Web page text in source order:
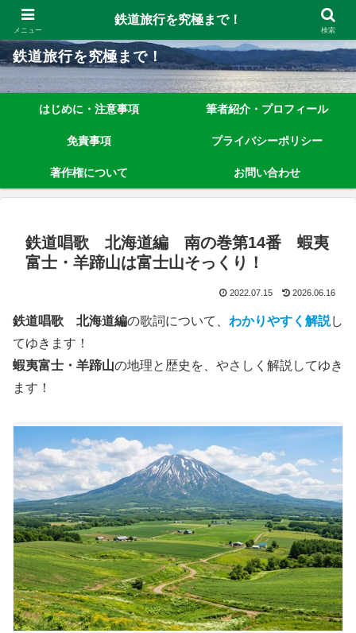
鉄道旅行を究極まで楽しむノウハウを、わかりやすく解説しています！
鉄道旅行を究極まで！
はじめに・注意事項 筆者紹介・プロフィール
免責事項 プライバシーポリシー
著作権について お問い合わせ
鉄道唱歌 北海道編 南の巻第14番 蝦夷
富士・羊蹄山は富士山そっくり！
2022.07.15 2026.06.16
鉄道唱歌 北海道編の歌詞について、 わかりやすく解説し
てゆきます！
蝦夷富士・羊蹄山の地理と歴史を、やさしく解説してゆき
ます！
メニュー
鉄道旅行を究極まで！
検索